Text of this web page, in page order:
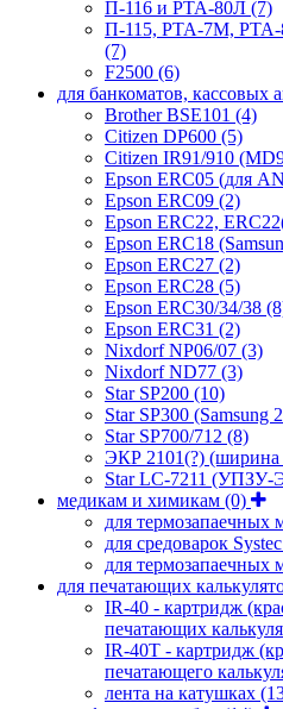
П-116 и РТА-80Л (7)
П-115, РТА-7М, РТА-
(7)
F2500 (6)
для банкоматов, кассовых
Brother BSE101 (4)
Citizen DP600 (5)
Citizen IR91/910
Epson ERC05 (для
Epson ERC09 (2)
Epson ERC22,
Epson ERC18
Epson ERC27 (2)
Epson ERC28 (5)
Epson ERC30/34/38
Epson ERC31 (2)
Nixdorf NP06/07 (3)
Nixdorf ND77 (3)
Star SP200 (10)
Star SP300 (Samsung
Star SP700/712 (8)
ЭКР 2101(?)
Star LC-7211 (УПЗУ-
медикам и химикам (0)
для
для средоварок
для
для печатающих
IR-40 - картридж
печатающих
IR-40T - картридж
печатающего
лента на катушках